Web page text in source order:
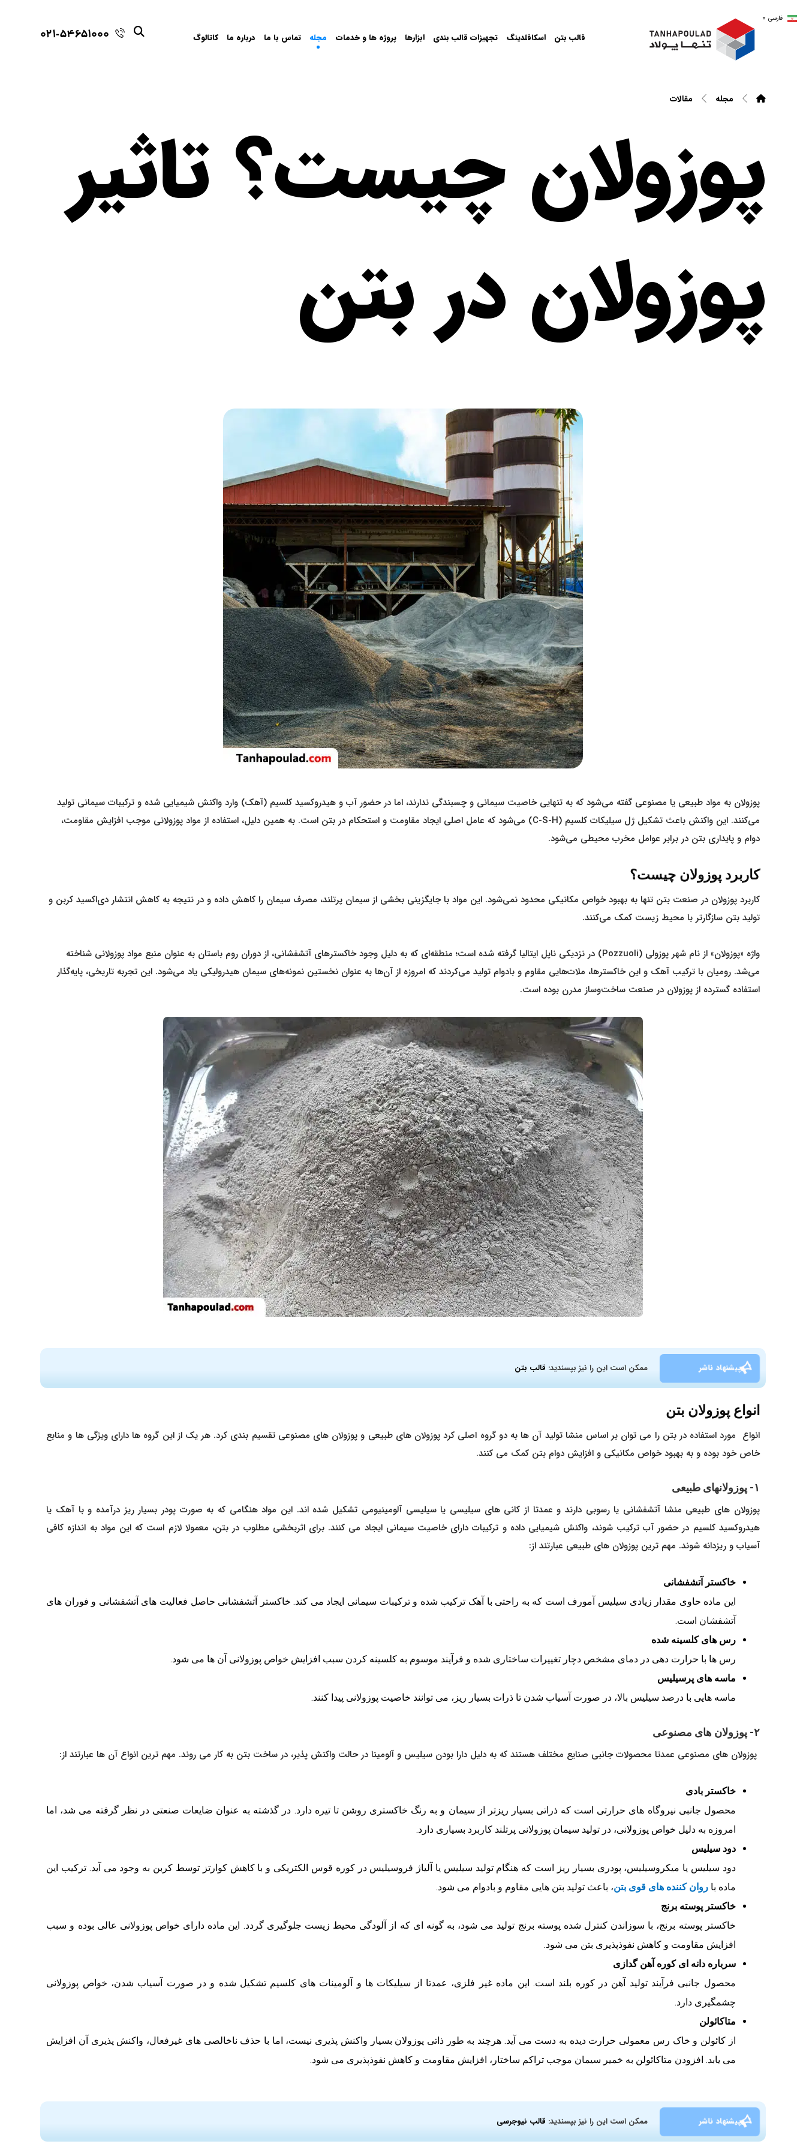
قالب بتن اسکافلدینگ تجهیزات قالب بندی ابزارها پروژه ها و خدمات مجله تماس با ما درباره ما کاتالوگ 021-54651000
مجله مقالات
پوزولان چیست؟ تاثیر
پوزولان در بتن
پوزولان به مواد طبیعی یا مصنوعی گفته می‌شود که به تنهایی خاصیت سیمانی و چسبندگی ندارند، اما در حضور آب و هیدروکسید کلسیم (آهک) وارد واکنش شیمیایی شده و ترکیبات سیمانی تولید
می‌کنند. این واکنش باعث تشکیل ژل سیلیکات کلسیم (C-S-H) می‌شود که عامل اصلی ایجاد مقاومت و استحکام در بتن است. به همین دلیل، استفاده از مواد پوزولانی موجب افزایش مقاومت،
دوام و پایداری بتن در برابر عوامل مخرب محیطی می‌شود.
کاربرد پوزولان چیست؟
کاربرد پوزولان در صنعت بتن تنها به بهبود خواص مکانیکی محدود نمی‌شود. این مواد با جایگزینی بخشی از سیمان پرتلند، مصرف سیمان را کاهش داده و در نتیجه به کاهش انتشار دی‌اکسید کربن و
تولید بتن سازگارتر با محیط زیست کمک می‌کنند.
واژه «پوزولان» از نام شهر پوزولی (Pozzuoli) در نزدیکی ناپل ایتالیا گرفته شده است؛ منطقه‌ای که به دلیل وجود خاکسترهای آتشفشانی، از دوران روم باستان به عنوان منبع مواد پوزولانی شناخته
می‌شد. رومیان با ترکیب آهک و این خاکسترها، ملات‌هایی مقاوم و بادوام تولید می‌کردند که امروزه از آن‌ها به عنوان نخستین نمونه‌های سیمان هیدرولیکی یاد می‌شود. این تجربه تاریخی، پایه‌گذار
استفاده گسترده از پوزولان در صنعت ساخت‌وساز مدرن بوده است.
پیشنهاد ناشر ممکن است این را نیز بپسندید: قالب بتن
انواع پوزولان بتن
انواع مورد استفاده در بتن را می توان بر اساس منشا تولید آن ها به دو گروه اصلی کرد پوزولان های طبیعی و پوزولان های مصنوعی تقسیم بندی کرد. هر یک از این گروه ها دارای ویژگی ها و منابع
خاص خود بوده و به بهبود خواص مکانیکی و افزایش دوام بتن کمک می کنند.
۱- پوزولانهای طبیعی
پوزولان های طبیعی منشا آتشفشانی یا رسوبی دارند و عمدتا از کانی های سیلیسی یا سیلیسی آلومینیومی تشکیل شده اند. این مواد هنگامی که به صورت پودر بسیار ریز درآمده و با آهک یا
هیدروکسید کلسیم در حضور آب ترکیب شوند، واکنش شیمیایی داده و ترکیبات دارای خاصیت سیمانی ایجاد می کنند. برای اثربخشی مطلوب در بتن، معمولا لازم است که این مواد به اندازه کافی
آسیاب و ریزدانه شوند. مهم ترین پوزولان های طبیعی عبارتند از:
خاکستر آتشفشانی
این ماده حاوی مقدار زیادی سیلیس آمورف است که به راحتی با آهک ترکیب شده و ترکیبات سیمانی ایجاد می کند. خاکستر آتشفشانی حاصل فعالیت های آتشفشانی و فوران های
آتشفشان است.
رس های کلسینه شده
رس ها با حرارت دهی در دمای مشخص دچار تغییرات ساختاری شده و فرآیند موسوم به کلسینه کردن سبب افزایش خواص پوزولانی آن ها می شود.
ماسه های پرسیلیس
ماسه هایی با درصد سیلیس بالا، در صورت آسیاب شدن تا ذرات بسیار ریز، می توانند خاصیت پوزولانی پیدا کنند.
۲- پوزولان های مصنوعی
پوزولان های مصنوعی عمدتا محصولات جانبی صنایع مختلف هستند که به دلیل دارا بودن سیلیس و آلومینا در حالت واکنش پذیر، در ساخت بتن به کار می روند. مهم ترین انواع آن ها عبارتند از:
خاکستر بادی
محصول جانبی نیروگاه های حرارتی است که ذراتی بسیار ریزتر از سیمان و به رنگ خاکستری روشن تا تیره دارد. در گذشته به عنوان ضایعات صنعتی در نظر گرفته می شد، اما
امروزه به دلیل خواص پوزولانی، در تولید سیمان پوزولانی پرتلند کاربرد بسیاری دارد.
دود سیلیس
دود سیلیس یا میکروسیلیس، پودری بسیار ریز است که هنگام تولید سیلیس یا آلیاژ فروسیلیس در کوره قوس الکتریکی و با کاهش کوارتز توسط کربن به وجود می آید. ترکیب این
ماده باروان کننده های قوی بتن، باعث تولید بتن هایی مقاوم و بادوام می شود.
خاکستر پوسته برنج
خاکستر پوسته برنج، با سوزاندن کنترل شده پوسته برنج تولید می شود، به گونه ای که از آلودگی محیط زیست جلوگیری گردد. این ماده دارای خواص پوزولانی عالی بوده و سبب
افزایش مقاومت و کاهش نفوذپذیری بتن می شود.
سرباره دانه ای کوره آهن گدازی
محصول جانبی فرآیند تولید آهن در کوره بلند است. این ماده غیر فلزی، عمدتا از سیلیکات ها و آلومینات های کلسیم تشکیل شده و در صورت آسیاب شدن، خواص پوزولانی
چشمگیری دارد.
متاکائولن
از کائولن و خاک رس معمولی حرارت دیده به دست می آید. هرچند به طور ذاتی پوزولان بسیار واکنش پذیری نیست، اما با حذف ناخالصی های غیرفعال، واکنش پذیری آن افزایش
می یابد. افزودن متاکائولن به خمیر سیمان موجب تراکم ساختار، افزایش مقاومت و کاهش نفوذپذیری می شود.
پیشنهاد ناشر ممکن است این را نیز بپسندید: قالب نیوجرسی
فارسی ▼